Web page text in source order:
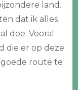
land.
dat ik alles
doe. Vooral
die er op deze
goede route te